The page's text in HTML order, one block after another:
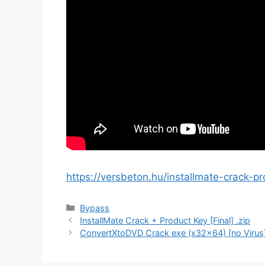
https://versbeton.hu/installmate-crack-
Bypass
InstallMate Crack + Product Key [Final] .zip
ConvertXtoDVD Crack exe (x32x64) [no